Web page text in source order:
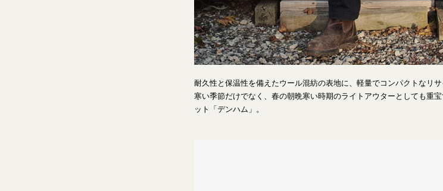
耐久性と保温性を備えたウール混紡の表地に、軽量でコンパクトなリ
寒い季節だけでなく、春の朝晩寒い時期のライトアウターとしても重
ット「デンハム」。